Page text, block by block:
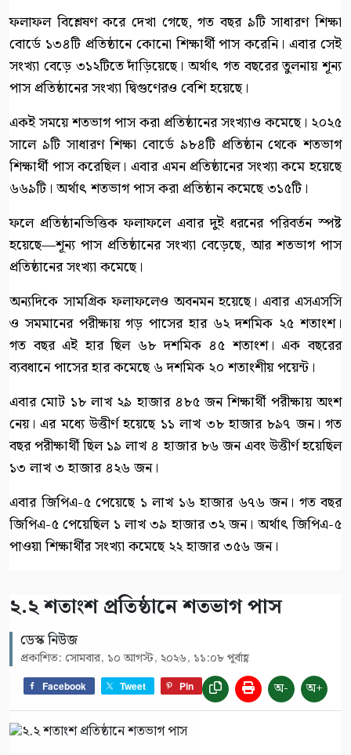
ফলাফল বিশ্লেষণ করে দেখা গেছে, গত বছর ৯টি সাধারণ শিক্ষা
বোর্ডে ১৩৪টি প্রতিষ্ঠানে কোনো শিক্ষার্থী পাস করেনি। এবার সেই
সংখ্যা বেড়ে ৩১২টিতে দাঁড়িয়েছে। অর্থাৎ গত বছরের তুলনায় শূন্য
পাস প্রতিষ্ঠানের সংখ্যা দ্বিগুণেরও বেশি হয়েছে।
একই সময়ে শতভাগ পাস করা প্রতিষ্ঠানের সংখ্যাও কমেছে। ২০২৫
সালে ৯টি সাধারণ শিক্ষা বোর্ডে ৯৮৪টি প্রতিষ্ঠান থেকে শতভাগ
শিক্ষার্থী পাস করেছিল। এবার এমন প্রতিষ্ঠানের সংখ্যা কমে হয়েছে
৬৬৯টি। অর্থাৎ শতভাগ পাস করা প্রতিষ্ঠান কমেছে ৩১৫টি।
ফলে প্রতিষ্ঠানভিত্তিক ফলাফলে এবার দুই ধরনের পরিবর্তন স্পষ্ট
হয়েছে—শূন্য পাস প্রতিষ্ঠানের সংখ্যা বেড়েছে, আর শতভাগ পাস
প্রতিষ্ঠানের সংখ্যা কমেছে।
অন্যদিকে সামগ্রিক ফলাফলেও অবনমন হয়েছে। এবার এসএসসি
ও সমমানের পরীক্ষায় গড় পাসের হার ৬২ দশমিক ২৫ শতাংশ।
গত বছর এই হার ছিল ৬৮ দশমিক ৪৫ শতাংশ। এক বছরের
ব্যবধানে পাসের হার কমেছে ৬ দশমিক ২০ শতাংশীয় পয়েন্ট।
এবার মোট ১৮ লাখ ২৯ হাজার ৪৮৫ জন শিক্ষার্থী পরীক্ষায় অংশ
নেয়। এর মধ্যে উত্তীর্ণ হয়েছে ১১ লাখ ৩৮ হাজার ৮৯৭ জন। গত
বছর পরীক্ষার্থী ছিল ১৯ লাখ ৪ হাজার ৮৬ জন এবং উত্তীর্ণ হয়েছিল
১৩ লাখ ৩ হাজার ৪২৬ জন।
এবার জিপিএ-৫ পেয়েছে ১ লাখ ১৬ হাজার ৬৭৬ জন। গত বছর
জিপিএ-৫ পেয়েছিল ১ লাখ ৩৯ হাজার ৩২ জন। অর্থাৎ জিপিএ-৫
পাওয়া শিক্ষার্থীর সংখ্যা কমেছে ২২ হাজার ৩৫৬ জন।
২.২ শতাংশ প্রতিষ্ঠানে শতভাগ পাস
ডেস্ক নিউজ
প্রকাশিত: সোমবার, ১০ আগস্ট, ২০২৬, ১১:০৮ পূর্বাহ্ণ
Facebook Tweet Pin অ- অ+